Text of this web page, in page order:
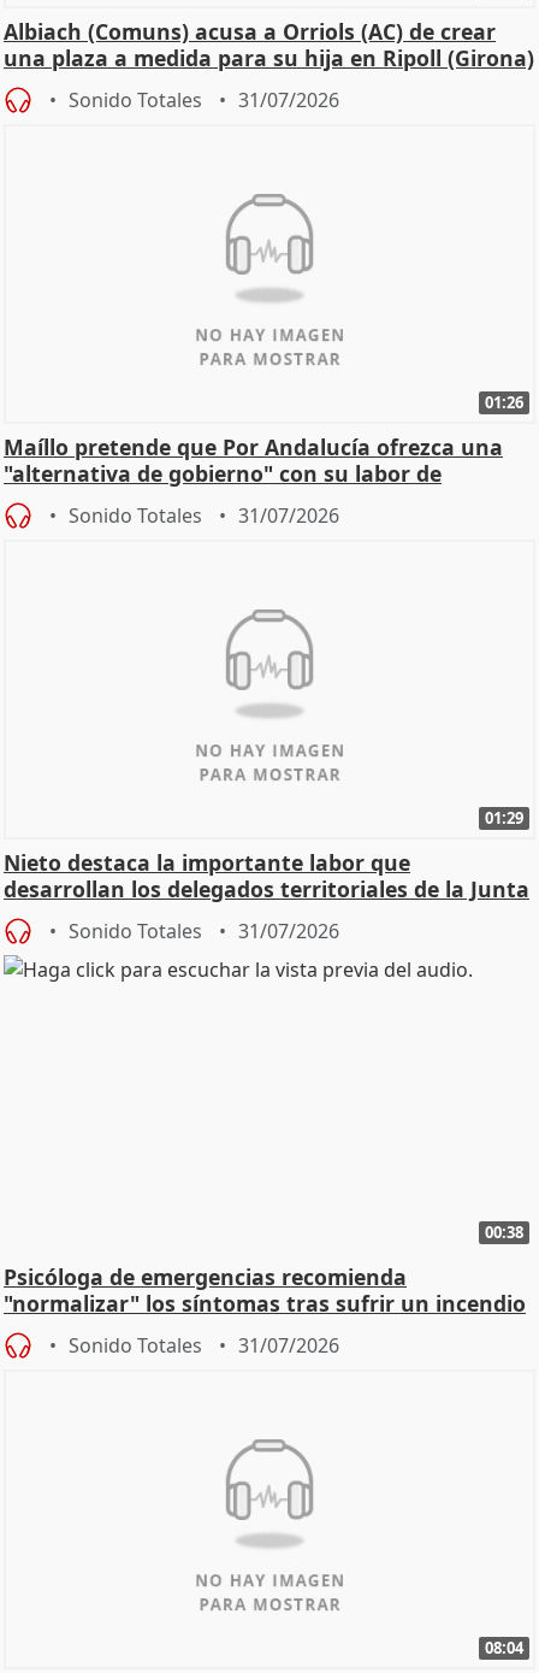
Albiach (Comuns) acusa a Orriols (AC) de crear
una plaza a medida para su hija en Ripoll (Girona)
Sonido Totales 31/07/2026
01:26
Maíllo pretende que Por Andalucía ofrezca una
"alternativa de gobierno" con su labor de
oposición
Sonido Totales 31/07/2026
01:29
Nieto destaca la importante labor que
desarrollan los delegados territoriales de la Junta
Sonido Totales 31/07/2026
00:38
Psicóloga de emergencias recomienda
"normalizar" los síntomas tras sufrir un incendio
Sonido Totales 31/07/2026
08:04